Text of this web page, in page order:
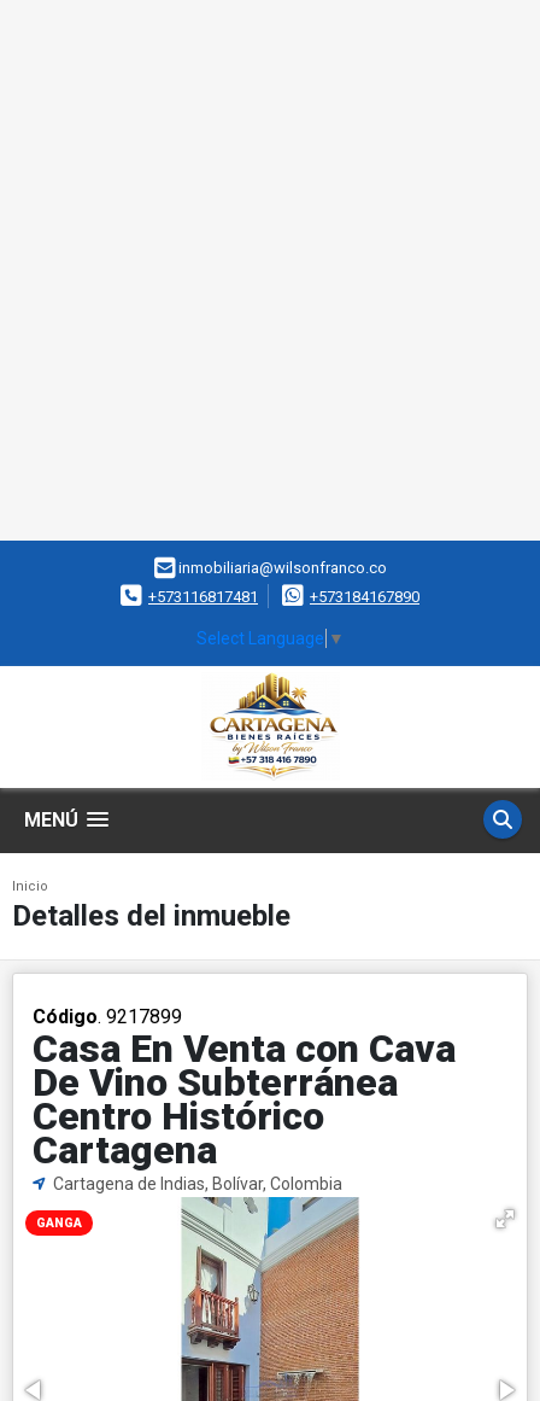
inmobiliaria@wilsonfranco.co
+573116817481
+573184167890
Select Language ▼
MENÚ
Inicio
Detalles del inmueble
Código. 9217899
Casa En Venta con Cava
De Vino Subterránea
Centro Histórico
Cartagena
Cartagena de Indias, Bolívar, Colombia
GANGA